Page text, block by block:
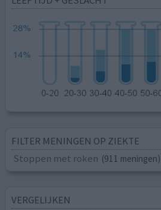
FILTER MENINGEN OP ZIEKTE
Stoppen met roken (911 meningen)
VERGELIJKEN